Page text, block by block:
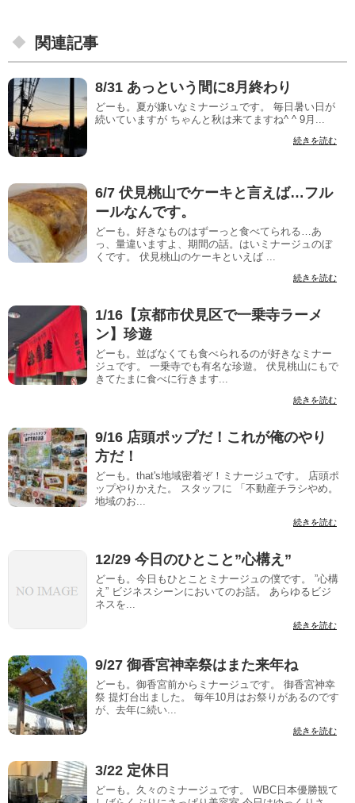
関連記事
8/31 あっという間に8月終わり
どーも。夏が嫌いなミナージュです。 毎日暑い日が
続いていますが ちゃんと秋は来てますね^ ^ 9月...
続きを読む
6/7 伏見桃山でケーキと言えば…フル
ールなんです。
どーも。好きなものはずーっと食べてられる…あ
っ、量違いますよ、期間の話。はいミナージュのぼ
くです。 伏見桃山のケーキといえば ...
続きを読む
1/16【京都市伏見区で一乗寺ラーメ
ン】珍遊
どーも。並ばなくても食べられるのが好きなミナー
ジュです。 一乗寺でも有名な珍遊。 伏見桃山にもで
きてたまに食べに行きます...
続きを読む
9/16 店頭ポップだ！これが俺のやり
方だ！
どーも。that's地域密着ぞ！ミナージュです。 店頭ポ
ップやりかえた。 スタッフに 「不動産チラシやめ。
地域のお...
続きを読む
12/29 今日のひとこと”心構え”
どーも。今日もひとことミナージュの僕です。 ”心構
え” ビジネスシーンにおいてのお話。 あらゆるビジ
ネスを...
続きを読む
9/27 御香宮神幸祭はまた来年ね
どーも。御香宮前からミナージュです。 御香宮神幸
祭 提灯台出ました。 毎年10月はお祭りがあるのです
が、去年に続い...
続きを読む
3/22 定休日
どーも。久々のミナージュです。 WBC日本優勝観て